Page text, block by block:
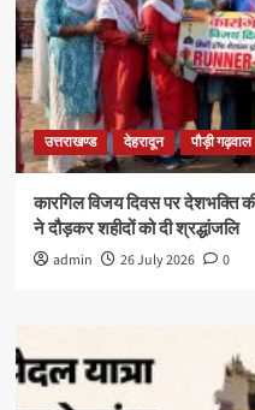
उत्तराखण्ड देहरादून पौड़ी गढ़वाल
कारगिल विजय दिवस पर देशभक्ति
ने दौड़कर शहीदों को दी श्रद्धांजलि
admin 26 July 2026 0